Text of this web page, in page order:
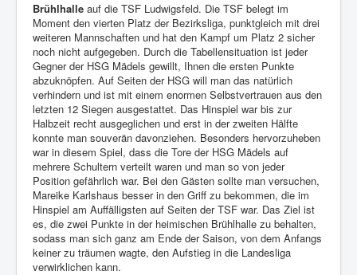
Brühlhalle auf die TSF Ludwigsfeld. Die TSF belegt im
Moment den vierten Platz der Bezirksliga, punktgleich mit drei
weiteren Mannschaften und hat den Kampf um Platz 2 sicher
noch nicht aufgegeben. Durch die Tabellensituation ist jeder
Gegner der HSG Mädels gewillt, Ihnen die ersten Punkte
abzuknöpfen. Auf Seiten der HSG will man das natürlich
verhindern und ist mit einem enormen Selbstvertrauen aus den
letzten 12 Siegen ausgestattet. Das Hinspiel war bis zur
Halbzeit recht ausgeglichen und erst in der zweiten Hälfte
konnte man souverän davonziehen. Besonders hervorzuheben
war in diesem Spiel, dass die Tore der HSG Mädels auf
mehrere Schultern verteilt waren und man so von jeder
Position gefährlich war. Bei den Gästen sollte man versuchen,
Mareike Karlshaus besser in den Griff zu bekommen, die im
Hinspiel am Auffälligsten auf Seiten der TSF war. Das Ziel ist
es, die zwei Punkte in der heimischen Brühlhalle zu behalten,
sodass man sich ganz am Ende der Saison, von dem Anfangs
keiner zu träumen wagte, den Aufstieg in die Landesliga
verwirklichen kann.